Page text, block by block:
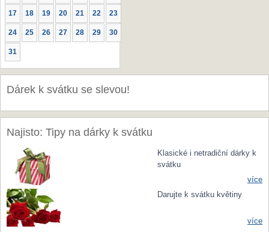
17 18 19 20 21 22 23
24 25 26 27 28 29 30
31
Dárek k svátku se slevou!
Najisto: Tipy na dárky k svátku
Klasické i netradiční dárky k
svátku
více
Darujte k svátku květiny
více